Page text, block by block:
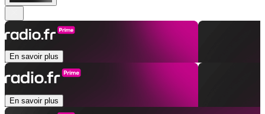
En savoir plus
En savoir plus